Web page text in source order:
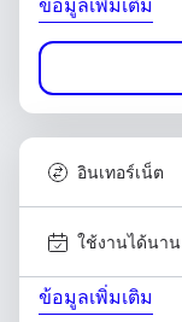
ข้อมูลเพิ่มเติม
อินเทอร์เน็ต
ใช้งานได้นาน
ข้อมูลเพิ่มเติม